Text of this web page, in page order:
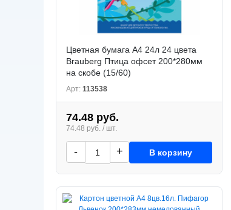
Цветная бумага А4 24л 24 цвета
Brauberg Птица офсет 200*280мм
на скобе (15/60)
Арт: 113538
74.48 руб.
74.48 руб. / шт.
- + В корзину